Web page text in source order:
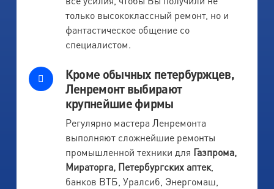
только высококлассный ремонт, но и
фантастическое общение со
специалистом.
Кроме обычных петербуржцев,
Ленремонт выбирают
крупнейшие фирмы
Регулярно мастера Ленремонта
выполняют сложнейшие ремонты
промышленной техники для Газпрома,
Мираторга, Петербургских аптек,
банков ВТБ, Уралсиб, Энергомаш,